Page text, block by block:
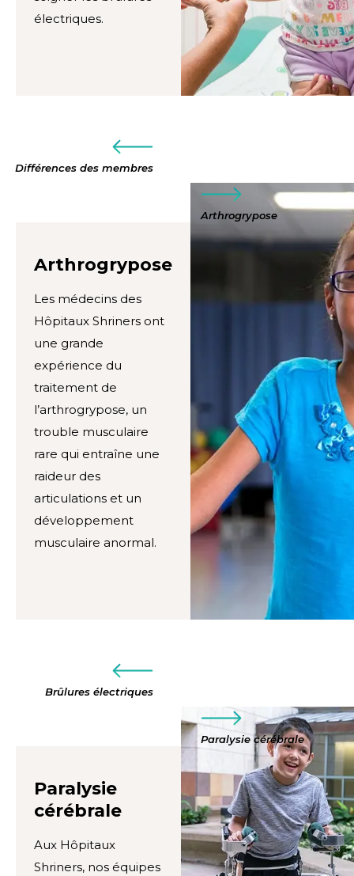
électriques.
Différences des membres
Arthrogrypose
Arthrogrypose
Les médecins des
Hôpitaux Shriners ont
une grande
expérience du
traitement de
l’arthrogrypose, un
trouble musculaire
rare qui entraîne une
raideur des
articulations et un
développement
musculaire anormal.
Brûlures électriques
Paralysie cérébrale
Paralysie
cérébrale
Aux Hôpitaux
Shriners, nos équipes